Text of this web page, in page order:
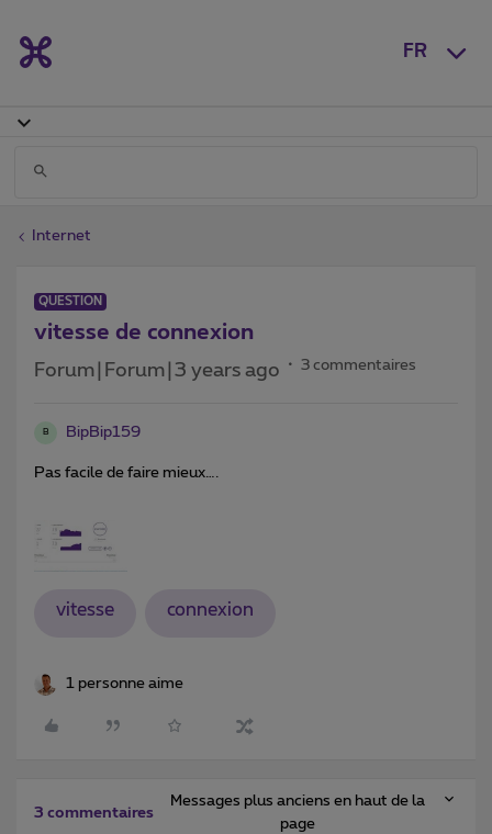
FR
Internet
QUESTION
vitesse de connexion
Forum|Forum|3 years ago 3 commentaires
B BipBip159
Pas facile de faire mieux….
vitesse connexion
1 personne aime
3 commentaires
Messages plus anciens en haut de la
page